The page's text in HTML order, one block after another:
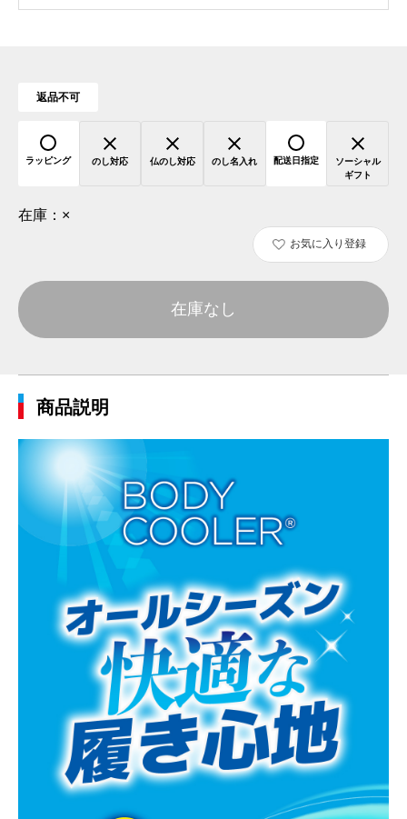
返品不可
ラッピング のし対応 仏のし対応 のし名入れ 配送日指定
ソーシャル
ギフト
在庫： ×
お気に入り登録
在庫なし
商品説明